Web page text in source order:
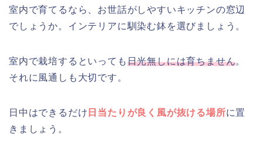
室内で育てるなら、お世話がしやすいキッチンの窓辺
でしょうか。インテリアに馴染む鉢を選びましょう。
室内で栽培するといっても日光無しには育ちません。
それに風通しも大切です。
日中はできるだけ 日当たりが良く風が抜ける場所に置
きましょう。